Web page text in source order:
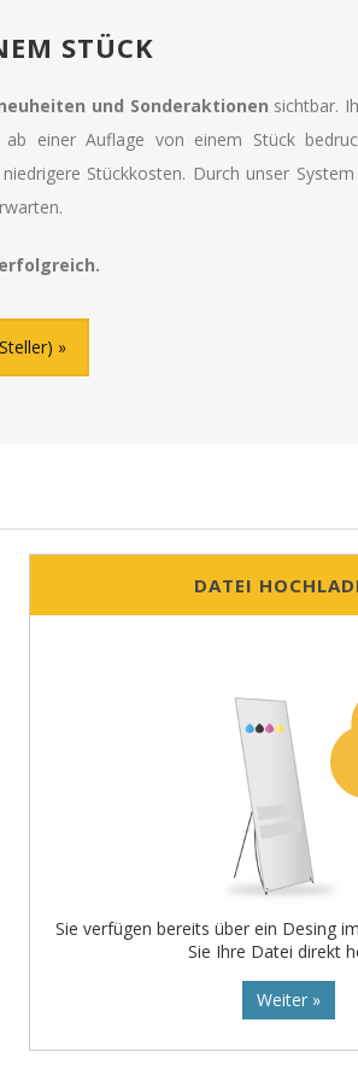
STÜCK
und Sonderaktionen sichtbar.
einer Auflage von einem Stück
Stückkosten. Durch unser
DATEI
Sie verfügen bereits über ein Desing
Sie Ihre Datei direkt
Weiter »